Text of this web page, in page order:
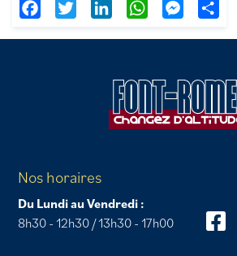
FacebookTwitter LinkedIn WhatsAppMessenger
Nos horaires
Du Lundi au Vendredi :
8h30 - 12h30 / 13h30 - 17h00